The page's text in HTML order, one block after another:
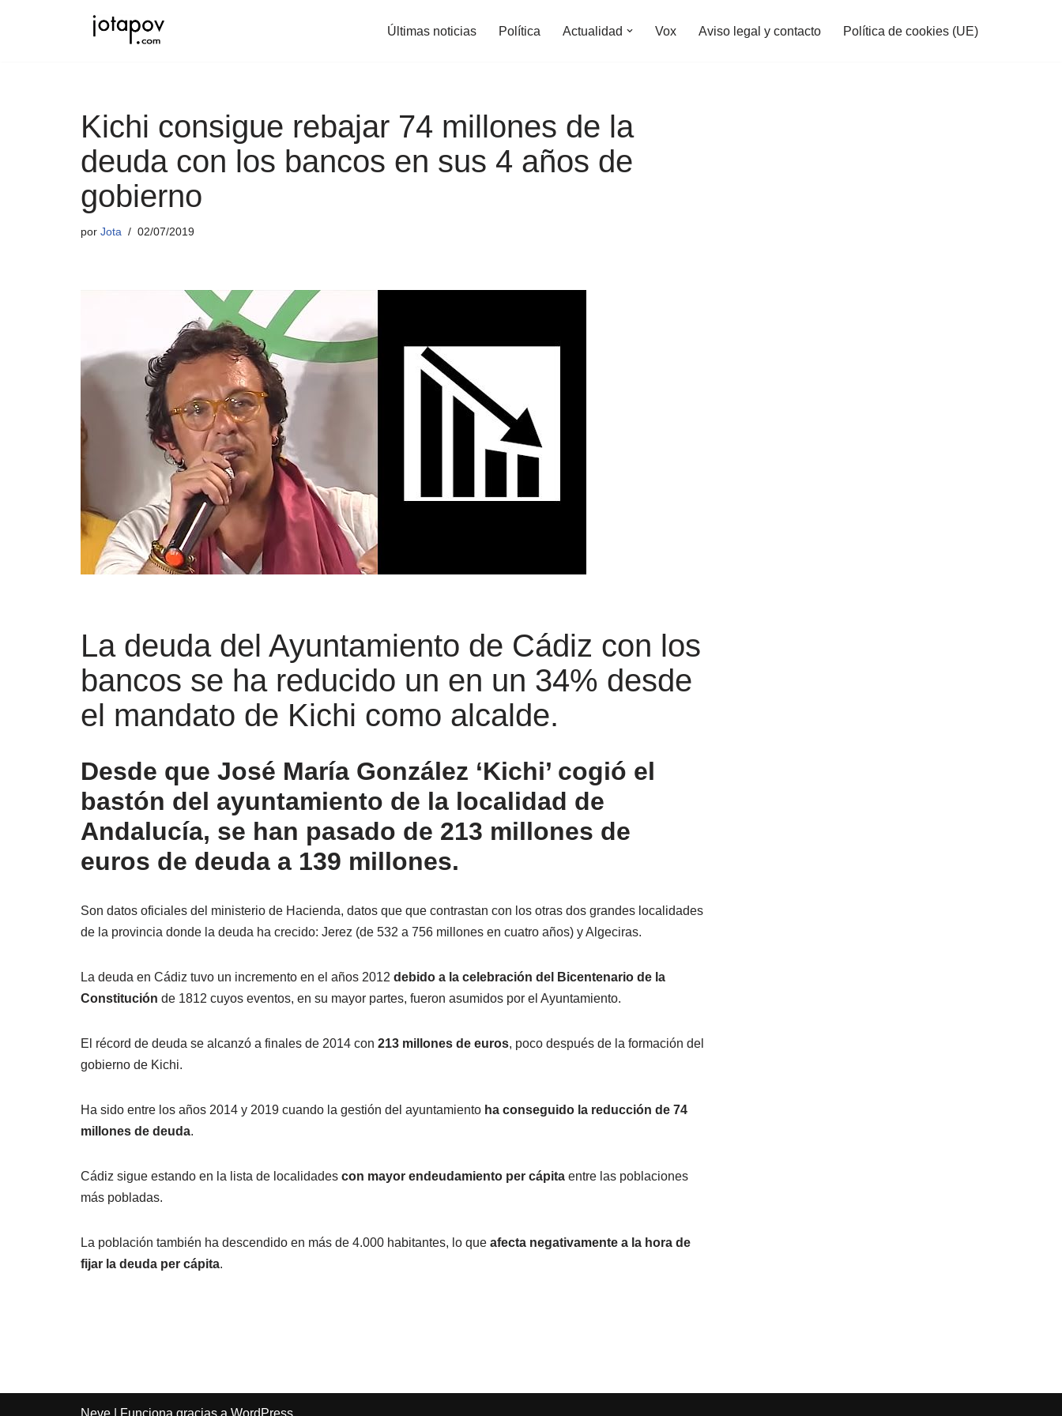
Últimas noticias Política Actualidad Vox Aviso legal y contacto Política de cookies (UE)
Kichi consigue rebajar 74 millones de la
deuda con los bancos en sus 4 años de
gobierno
por Jota 02/07/2019
La deuda del Ayuntamiento de Cádiz con los
bancos se ha reducido un en un 34% desde
el mandato de Kichi como alcalde.
Desde que José María González ‘Kichi’ cogió el
bastón del ayuntamiento de la localidad de
Andalucía, se han pasado de 213 millones de
euros de deuda a 139 millones.
Son datos oficiales del ministerio de Hacienda, datos que que contrastan con los otras dos grandes localidades
de la provincia donde la deuda ha crecido: Jerez (de 532 a 756 millones en cuatro años) y Algeciras.
La deuda en Cádiz tuvo un incremento en el años 2012 debido a la celebración del Bicentenario de la
Constitución de 1812 cuyos eventos, en su mayor partes, fueron asumidos por el Ayuntamiento.
El récord de deuda se alcanzó a finales de 2014 con 213 millones de euros, poco después de la formación del
gobierno de Kichi.
Ha sido entre los años 2014 y 2019 cuando la gestión del ayuntamiento ha conseguido la reducción de 74
millones de deuda.
Cádiz sigue estando en la lista de localidades con mayor endeudamiento per cápita entre las poblaciones
más pobladas.
La población también ha descendido en más de 4.000 habitantes, lo que afecta negativamente a la hora de
fijar la deuda per cápita.
Neve | Funciona gracias a WordPress